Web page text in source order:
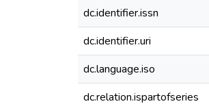
dc.identifier.issn
dc.identifier.uri
dc.language.iso
dc.relation.ispartofseries